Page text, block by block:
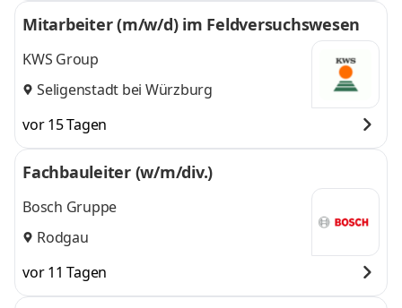
Mitarbeiter (m/w/d) im Feldversuchswesen
KWS Group
Seligenstadt bei Würzburg
vor 15 Tagen
Fachbauleiter (w/m/div.)
Bosch Gruppe
Rodgau
vor 11 Tagen